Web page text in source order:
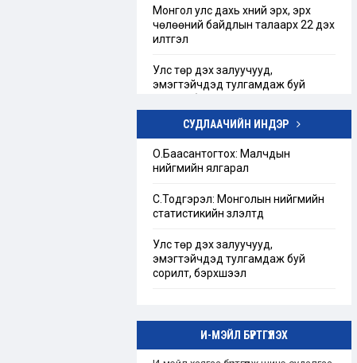
Монгол улс дахь хүний эрх, эрх
чөлөөний байдлын талаарх 22 дэх
илтгэл
Улс төр дэх залуучууд,
эмэгтэйчүүдэд тулгамдаж буй
Төрийн бус байгууллагын тухай
хэрэгцээ, шаардлагын тандан
судалгаа
“Ашгийн бус байгууллага”-ын
талаарх Монгол улсын эрх зүйн
СУДЛААЧИЙН ИНДЭР
О.Баасантогтох: Малчдын
нийгмийн ялгарал
С.Тодгэрэл: Монголын нийгмийн
статистикийн үзүүлэлтүүд
Улс төр дэх залуучууд,
эмэгтэйчүүдэд тулгамдаж буй
сорилт, бэрхшээл
И-МЭЙЛ БҮРТГҮҮЛЭХ